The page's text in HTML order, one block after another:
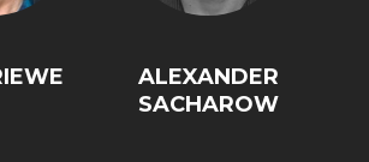
ALEXANDER
SACHAROW